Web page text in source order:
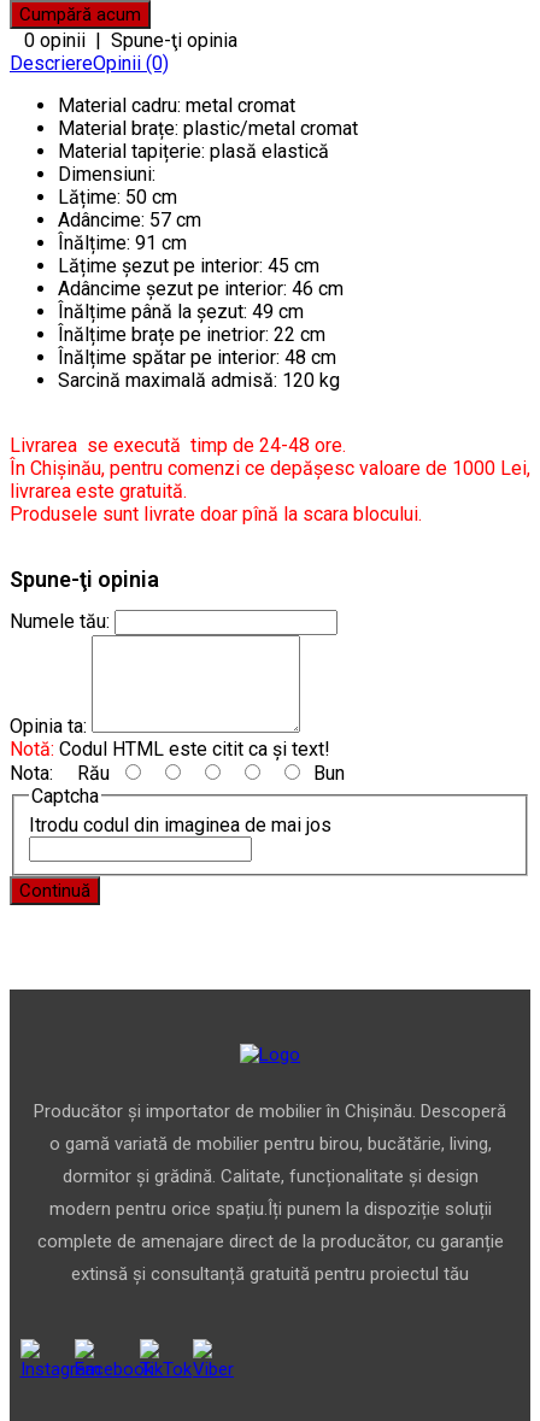
0 opinii | Spune-ţi opinia
DescriereOpinii (0)
Material cadru: metal cromat
Material brațe: plastic/metal cromat
Material tapițerie: plasă elastică
Dimensiuni:
Lățime: 50 cm
Adâncime: 57 cm
Înălțime: 91 cm
Lățime șezut pe interior: 45 cm
Adâncime șezut pe interior: 46 cm
Înălțime până la șezut: 49 cm
Înălțime brațe pe inetrior: 22 cm
Înălțime spătar pe interior: 48 cm
Sarcină maximală admisă: 120 kg
Livrarea se execută timp de 24-48 ore.
În Chișinău, pentru comenzi ce depășesc valoare de 1000 Lei,
livrarea este gratuită.
Produsele sunt livrate doar pînă la scara blocului.
Spune-ţi opinia
Numele tău:
Opinia ta:
Notă: Codul HTML este citit ca şi text!
Nota: Rău
Bun
Captcha
Itrodu codul din imaginea de mai jos
Continuă
Producător și importator de mobilier în Chișinău. Descoperă
o gamă variată de mobilier pentru birou, bucătărie, living,
dormitor și grădină. Calitate, funcționalitate și design
modern pentru orice spațiu.Îți punem la dispoziție soluții
complete de amenajare direct de la producător, cu garanție
extinsă și consultanță gratuită pentru proiectul tău